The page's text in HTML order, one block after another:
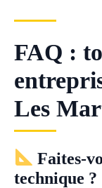
FAQ :
Les
Faites-
technique ?